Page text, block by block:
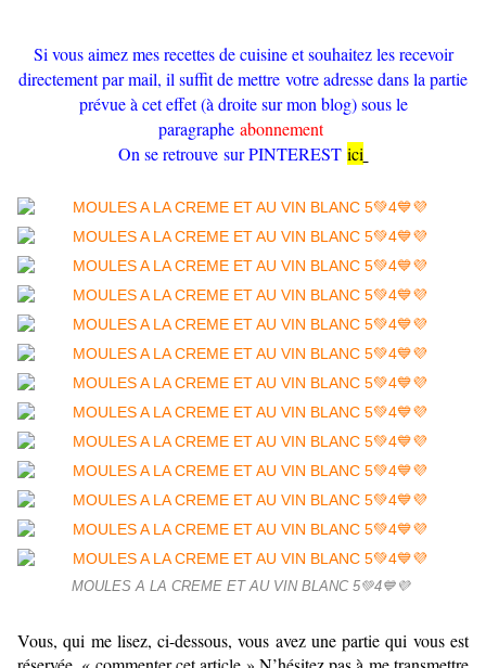
Si vous aimez mes recettes de cuisine et souhaitez les recevoir
directement par mail, il suffit de mettre votre adresse dans la partie
prévue à cet effet (à droite sur mon blog) sous le
paragraphe abonnement
On se retrouve sur PINTEREST ici
MOULES A LA CREME ET AU VIN BLANC 5💚4💙💜
Vous, qui me lisez, ci-dessous, vous avez une partie qui vous est